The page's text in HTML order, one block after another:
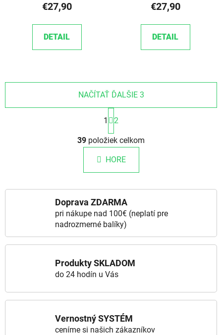
€27,90
DETAIL
€27,90
DETAIL
Ovládacie prvky výpisu
NAČÍTAŤ ĎALŠIE 3
1 2
39 položiek celkom
HORE
Doprava ZDARMA
pri nákupe nad 100€ (neplatí pre
nadrozmerné balíky)
Produkty SKLADOM
do 24 hodín u Vás
Vernostný SYSTÉM
ceníme si našich zákazníkov